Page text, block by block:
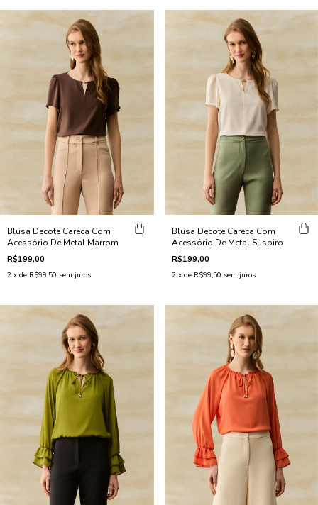
Blusa Decote Careca Com
Acessório De Metal Marrom
R$199,00
2 x de R$99,50 sem juros
Blusa Decote Careca Com
Acessório De Metal Suspiro
R$199,00
2 x de R$99,50 sem juros